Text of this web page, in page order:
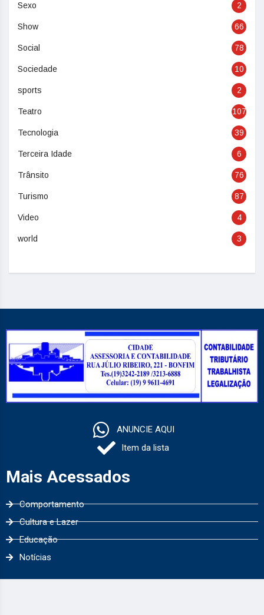
Sexo 2
Show 66
Social 78
Sociedade 10
sports 2
Teatro 107
Tecnologia 39
Terceira Idade 6
Trânsito 76
Turismo 87
Video 4
world 3
ANUNCIE AQUI
Item da lista
Mais Acessados
Comportamento
Cultura e Lazer
Educação
Notícias